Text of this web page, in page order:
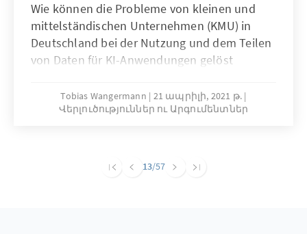
Wie können die Probleme von kleinen und
mittelständischen Unternehmen (KMU) in
Deutschland bei der Nutzung und dem Teilen
von Daten für KI-Anwendungen gelöst
die spezifische Problemlage von KMU in
diesem Thema dar, ermittelt Ursachen und
Tobias Wangermann
21 ապրիլի, 2021 թ.
Վերլուծություններ ու Արգումենտներ
13/57